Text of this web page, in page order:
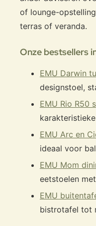
of lounge-
terras of veranda.
Onze bestsellers
EMU Darwin
designstoel,
EMU Rio R50
EMU Arc en
ideaal voor
EMU Mom
eetstoelen
EMU
bistrotafel tot